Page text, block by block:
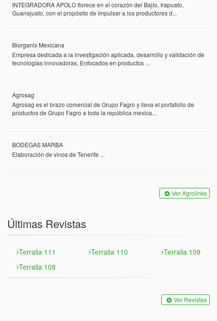
INTEGRADORA APOLO florece en el corazón del Bajío, Irapuato,
Guanajuato, con el propósito de impulsar a los productores d...
Biorganix Mexicana
Empresa dedicada a la investigación aplicada, desarrollo y validación de
tecnologías innovadoras. Enfocados en productos ...
Agrosag
Agrosag es el brazo comercial de Grupo Fagro y lleva el portafolio de
productos de Grupo Fagro a toda la república mexica...
BODEGAS MARBA
Elaboración de vinos de Tenerife ...
Ver Agrolinks
Últimas Revistas
Terralia 111 Terralia 110
Terralia 109
Terralia 108
Ver Revistas